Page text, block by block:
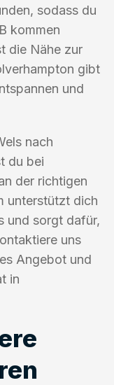
sodass du
kommen
die Nähe zur
gibt
und
nach
du bei
der richtigen
unterstützt dich
und sorgt dafür,
uns
Angebot und
in